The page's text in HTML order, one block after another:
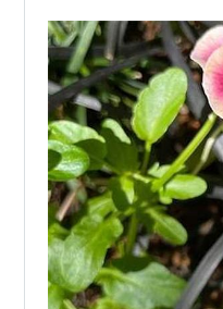
「ロックの殿堂」入り